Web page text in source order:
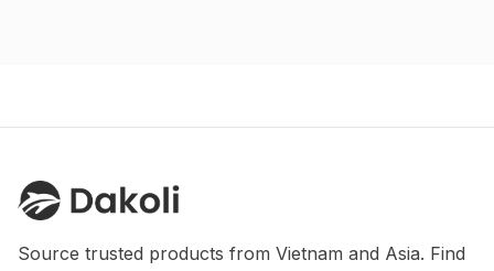
Source trusted products from Vietnam and Asia. Find